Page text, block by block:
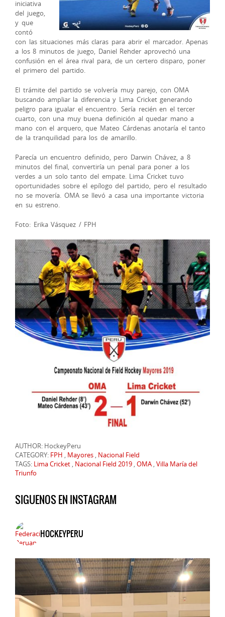
iniciativa
del juego,
y que
contó
con las situaciones más claras para abrir el marcador. Apenas
a los 8 minutos de juego, Daniel Rehder aprovechó una
confusión en el área rival para, de un certero disparo, poner
el primero del partido.
El trámite del partido se volvería muy parejo, con OMA
buscando ampliar la diferencia y Lima Cricket generando
peligro para igualar el encuentro. Sería recién en el tercer
cuarto, con una muy buena definición al quedar mano a
mano con el arquero, que Mateo Cárdenas anotaría el tanto
de la tranquilidad para los de amarillo.
Parecía un encuentro definido, pero Darwin Chávez, a 8
minutos del final, convertiría un penal para poner a los
verdes a un solo tanto del empate. Lima Cricket tuvo
oportunidades sobre el epílogo del partido, pero el resultado
no se movería. OMA se llevó a casa una importante victoria
en su estreno.
Foto: Erika Vásquez / FPH
AUTHOR: HockeyPeru
CATEGORY: FPH , Mayores , Nacional Field
TAGS: Lima Cricket , Nacional Field 2019 ,OMA ,Villa María del
Triunfo
SIGUENOS EN INSTAGRAM
HOCKEYPERU